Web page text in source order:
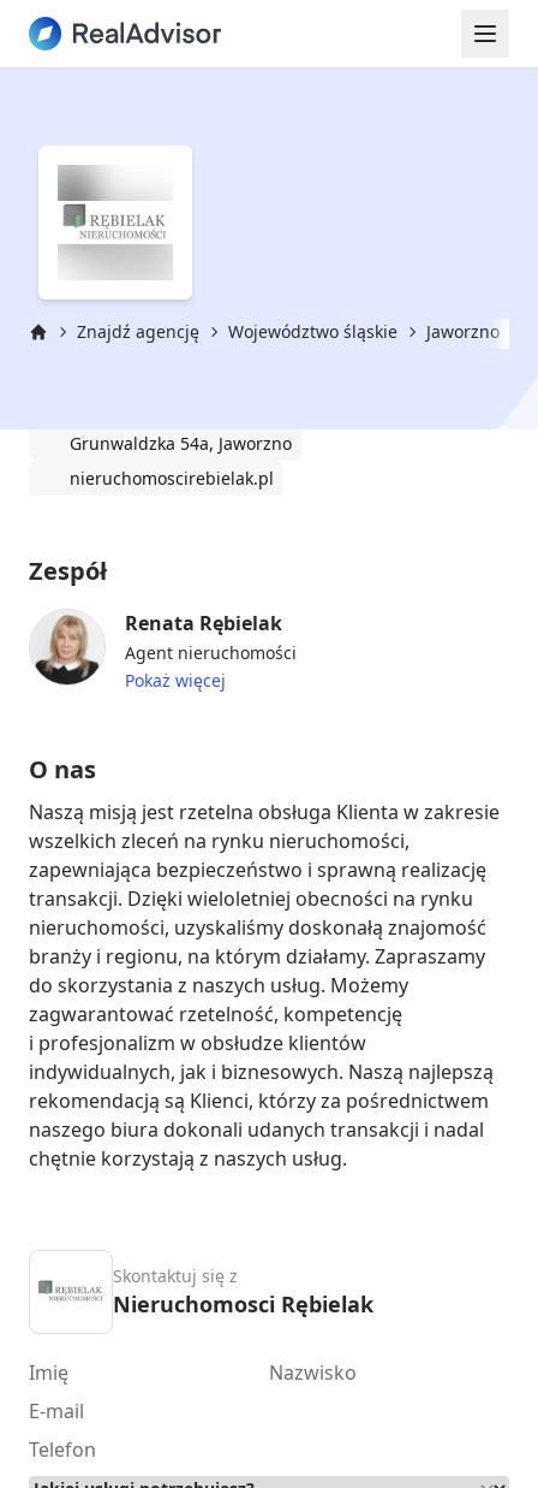
Znajdź agencję Województwo śląskie Jaworzno
Grunwaldzka 54a, Jaworzno
nieruchomoscirebielak.pl
Zespół
Renata Rębielak
Agent nieruchomości
Pokaż więcej
O nas
Naszą misją jest rzetelna obsługa Klienta w zakresie
wszelkich zleceń na rynku nieruchomości,
zapewniająca bezpieczeństwo i sprawną realizację
transakcji. Dzięki wieloletniej obecności na rynku
nieruchomości, uzyskaliśmy doskonałą znajomość
branży i regionu, na którym działamy. Zapraszamy
do skorzystania z naszych usług. Możemy
zagwarantować rzetelność, kompetencję
i profesjonalizm w obsłudze klientów
indywidualnych, jak i biznesowych. Naszą najlepszą
rekomendacją są Klienci, którzy za pośrednictwem
naszego biura dokonali udanych transakcji i nadal
chętnie korzystają z naszych usług.
Skontaktuj się z
Nieruchomosci Rębielak